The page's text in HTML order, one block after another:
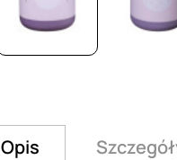
Opis